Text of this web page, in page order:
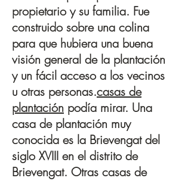
propietario y su familia. Fue
construido sobre una colina
para que hubiera una buena
visión general de la plantación
y un fácil acceso a los vecinos
u otras personas.casas de
plantación podía mirar. Una
casa de plantación muy
conocida es la Brievengat del
siglo XVIII en el distrito de
Brievengat. Otras casas de